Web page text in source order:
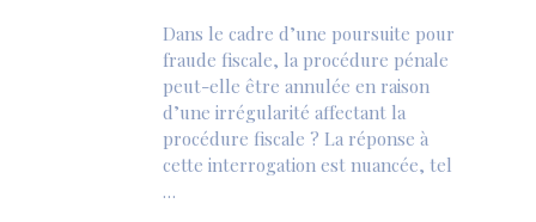
Dans le cadre d’une poursuite pour
fraude fiscale, la procédure pénale
peut-elle être annulée en raison
d’une irrégularité affectant la
procédure fiscale ? La réponse à
cette interrogation est nuancée, tel
…